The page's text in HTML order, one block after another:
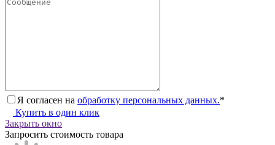
Я согласен на обработку персональных данных.*
Купить в один клик
Закрыть окно
Запросить стоимость товара